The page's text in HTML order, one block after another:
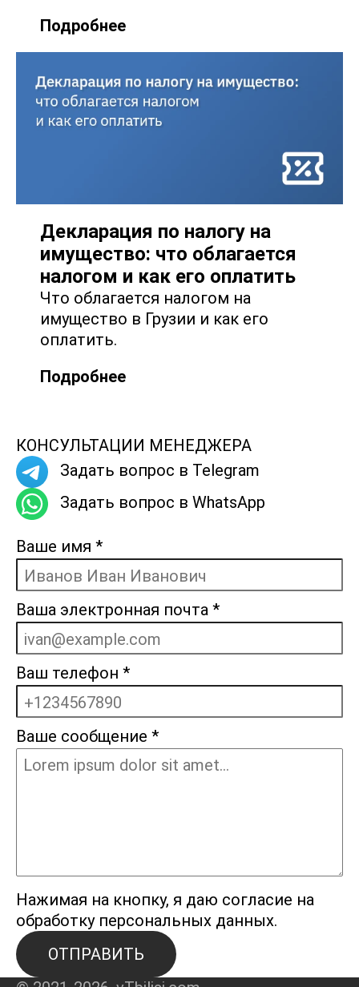
Подробнее
Декларация по налогу на
имущество: что облагается
налогом и как его оплатить
Что облагается налогом на
имущество в Грузии и как его
оплатить.
Подробнее
КОНСУЛЬТАЦИИ МЕНЕДЖЕРА
Задать вопрос в Telegram
Задать вопрос в WhatsApp
Ваше имя *
Ваша электронная почта *
Ваш телефон *
Ваше сообщение *
Нажимая на кнопку, я даю согласие на
обработку персональных данных.
ОТПРАВИТЬ